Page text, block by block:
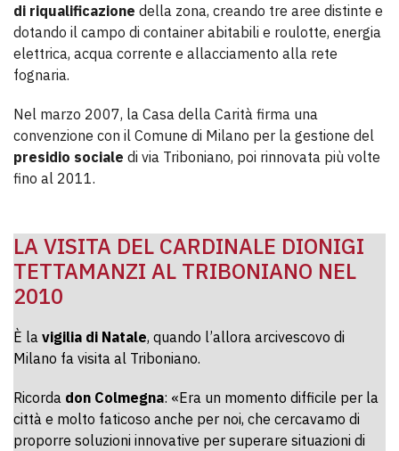
di riqualificazione della zona, creando tre aree distinte e
dotando il campo di container abitabili e roulotte, energia
elettrica, acqua corrente e allacciamento alla rete
fognaria.
Nel marzo 2007, la Casa della Carità firma una
convenzione con il Comune di Milano per la gestione del
presidio sociale di via Triboniano, poi rinnovata più volte
fino al 2011.
LA VISITA DEL CARDINALE DIONIGI
TETTAMANZI AL TRIBONIANO NEL
2010
È la vigilia di Natale, quando l’allora arcivescovo di
Milano fa visita al Triboniano.
Ricorda don Colmegna: «Era un momento difficile per la
città e molto faticoso anche per noi, che cercavamo di
proporre soluzioni innovative per superare situazioni di